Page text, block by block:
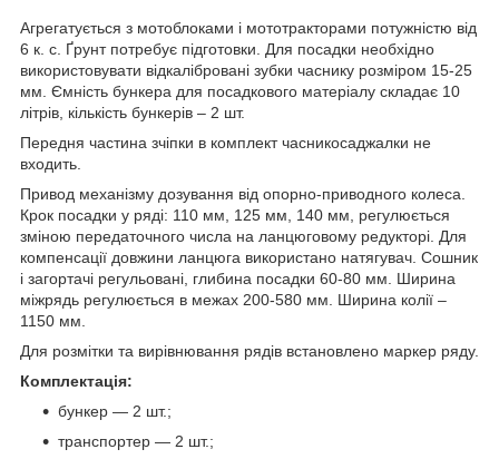
Агрегатується з мотоблоками і мототракторами потужністю від
6 к. с. Ґрунт потребує підготовки. Для посадки необхідно
використовувати відкалібровані зубки часнику розміром 15-25
мм. Ємність бункера для посадкового матеріалу складає 10
літрів, кількість бункерів – 2 шт.
Передня частина зчіпки в комплект часникосаджалки не
входить.
Привод механізму дозування від опорно-приводного колеса.
Крок посадки у ряді: 110 мм, 125 мм, 140 мм, регулюється
зміною передаточного числа на ланцюговому редукторі. Для
компенсації довжини ланцюга використано натягувач. Сошник
і загортачі регульовані, глибина посадки 60-80 мм. Ширина
міжрядь регулюється в межах 200-580 мм. Ширина колії –
1150 мм.
Для розмітки та вирівнювання рядів встановлено маркер ряду.
Комплектація:
бункер — 2 шт.;
транспортер — 2 шт.;